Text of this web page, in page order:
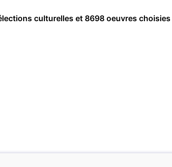
culturelles et 8698 oeuvres